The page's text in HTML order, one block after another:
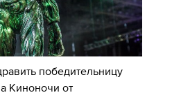
победительницу
Киноночи от